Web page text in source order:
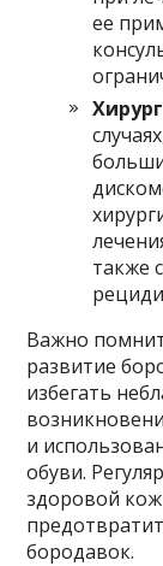
ее
также
Важно
развитие
избегать
и
обуви.
здоровой
бородавок.